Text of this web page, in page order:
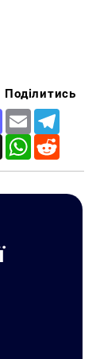
Поділитись
Mastodon
Email
X WhatsApp